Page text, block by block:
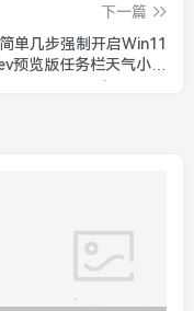
下一篇
简单几步强制开启Win11
预览版任务栏天气小组